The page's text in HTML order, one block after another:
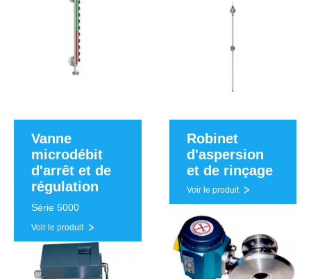
Vanne
microdébit
d'arrêt et de
régulation
Série 5000
Voir le produit
Robinet
d'aspersion
et de rinçage
Voir le produit